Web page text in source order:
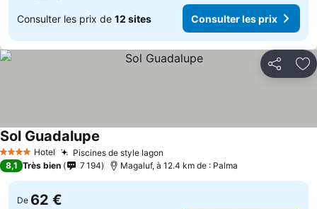
Consulter les prix de 12 sites Consulter les prix
Partager
4 Étoiles Hotel Piscines de style lagon
Sol Guadalupe
8,1 Très bien 7 194 Magaluf, à 12.4 km de : Palma
De 62 €